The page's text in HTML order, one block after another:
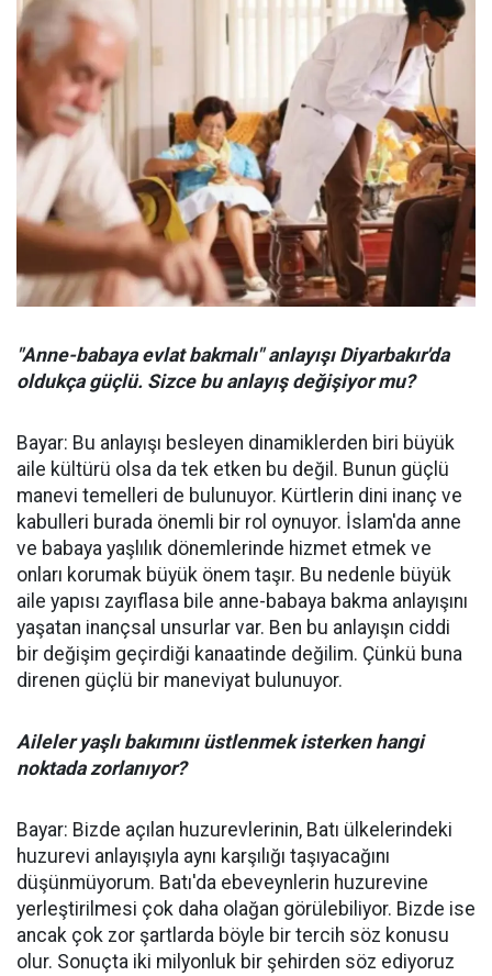
"Anne-babaya evlat bakmalı" anlayışı Diyarbakır'da
oldukça güçlü. Sizce bu anlayış değişiyor mu?
Bayar: Bu anlayışı besleyen dinamiklerden biri büyük
aile kültürü olsa da tek etken bu değil. Bunun güçlü
manevi temelleri de bulunuyor. Kürtlerin dini inanç ve
kabulleri burada önemli bir rol oynuyor. İslam'da anne
ve babaya yaşlılık dönemlerinde hizmet etmek ve
onları korumak büyük önem taşır. Bu nedenle büyük
aile yapısı zayıflasa bile anne-babaya bakma anlayışını
yaşatan inançsal unsurlar var. Ben bu anlayışın ciddi
bir değişim geçirdiği kanaatinde değilim. Çünkü buna
direnen güçlü bir maneviyat bulunuyor.
Aileler yaşlı bakımını üstlenmek isterken hangi
noktada zorlanıyor?
Bayar: Bizde açılan huzurevlerinin, Batı ülkelerindeki
huzurevi anlayışıyla aynı karşılığı taşıyacağını
düşünmüyorum. Batı'da ebeveynlerin huzurevine
yerleştirilmesi çok daha olağan görülebiliyor. Bizde ise
ancak çok zor şartlarda böyle bir tercih söz konusu
olur. Sonuçta iki milyonluk bir şehirden söz ediyoruz